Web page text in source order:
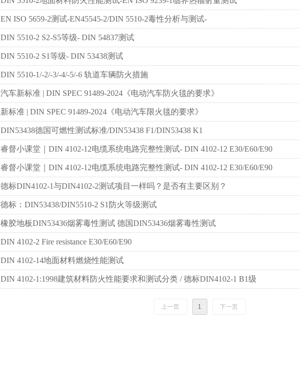
EN ISO 5659-2测试-EN45545-2/DIN 5510-2毒性分析与测试-
DIN 5510-2 S2-S5等级- DIN 54837测试
DIN 5510-2 S1等级- DIN 53438测试
DIN 5510-1/-2/-3/-4/-5/-6 轨道车辆防火措施
汽车新标准 | DIN SPEC 91489-2024《电动汽车防火毯的要求》
新标准 | DIN SPEC 91489-2024《电动汽车限火毯的要求》
DIN53438德国可燃性测试标准/DIN53438 F1/DIN53438 K1
睿督小课堂｜DIN 4102-12电缆系统电路完整性测试- DIN 4102-12 E30/E60/E90
睿督小课堂｜DIN 4102-12电缆系统电路完整性测试- DIN 4102-12 E30/E60/E90
德标DIN4102-1与DIN4102-2测试项目一样吗？是否有主要区别？
德标：DIN53438/DIN5510-2 S1防火等级测试
橡胶地板DIN53436烟雾毒性测试 德国DIN53436烟雾毒性测试
DIN 4102-2 Fire resistance E30/E60/E90
DIN 4102-14地面材料燃烧性能测试
DIN 4102-1:1998建筑材料防火性能要求和测试分类 / 德标DIN4102-1 B1级
上一页 1 下一页